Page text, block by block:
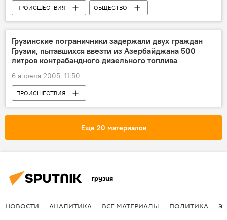
ПРОИСШЕСТВИЯ ОБЩЕСТВО
Грузинские пограничники задержали двух граждан
Грузии, пытавшихся ввезти из Азербайджана 500
литров контрабандного дизельного топлива
6 апреля 2005, 11:50
ПРОИСШЕСТВИЯ
Еще 20 материалов
Грузия
НОВОСТИ АНАЛИТИКА ВСЕ МАТЕРИАЛЫ ПОЛИТИКА